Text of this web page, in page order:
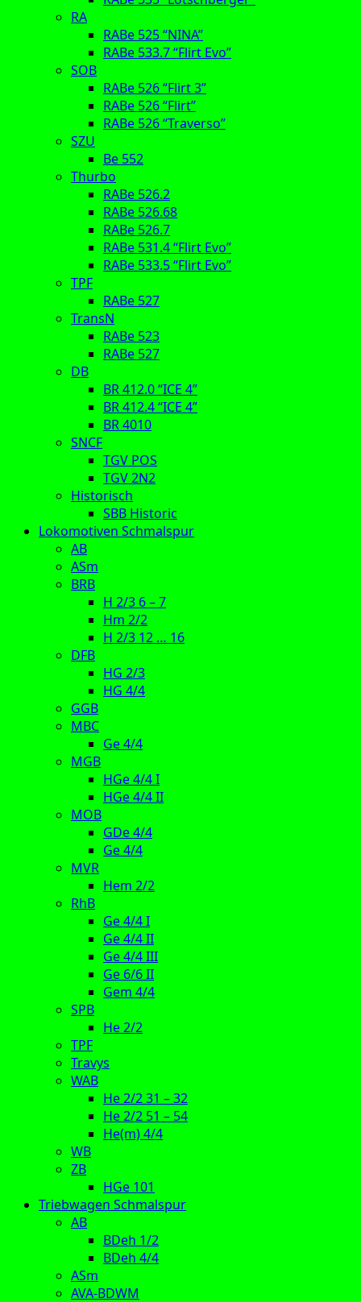
RA
RABe 525 “NINA”
RABe 533.7 “Flirt Evo”
SOB
RABe 526 “Flirt 3”
RABe 526 “Flirt”
RABe 526 “Traverso”
SZU
Be 552
Thurbo
RABe 526.2
RABe 526.68
RABe 526.7
RABe 531.4 “Flirt Evo”
RABe 533.5 “Flirt Evo”
TPF
RABe 527
TransN
RABe 523
RABe 527
DB
BR 412.0 “ICE 4”
BR 412.4 “ICE 4”
BR 4010
SNCF
TGV POS
TGV 2N2
Historisch
SBB Historic
Lokomotiven Schmalspur
AB
ASm
BRB
H 2/3 6 – 7
Hm 2/2
H 2/3 12 … 16
DFB
HG 2/3
HG 4/4
GGB
MBC
Ge 4/4
MGB
HGe 4/4 I
HGe 4/4 II
MOB
GDe 4/4
Ge 4/4
MVR
Hem 2/2
RhB
Ge 4/4 I
Ge 4/4 II
Ge 4/4 III
Ge 6/6 II
Gem 4/4
SPB
He 2/2
TPF
Travys
WAB
He 2/2 31 – 32
He 2/2 51 – 54
He(m) 4/4
WB
ZB
HGe 101
Triebwagen Schmalspur
AB
BDeh 1/2
BDeh 4/4
ASm
AVA-BDWM